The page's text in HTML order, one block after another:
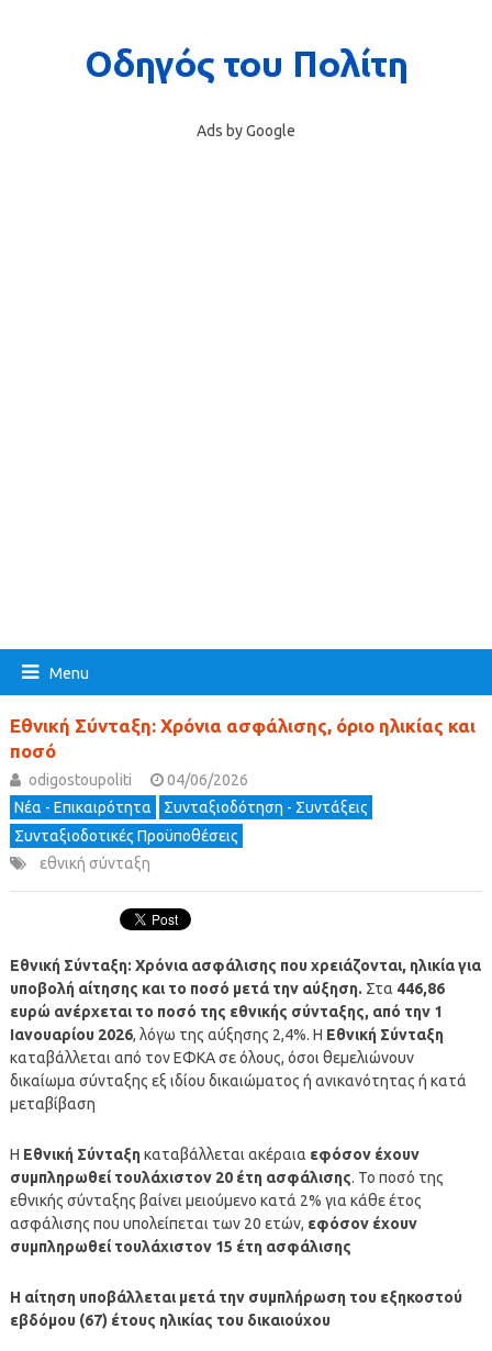
Ads by Google
Menu
Εθνική Σύνταξη: Χρόνια ασφάλισης, όριο ηλικίας και
ποσό
odigostoupoliti
04/06/2026
Νέα - Επικαιρότητα
Συνταξιοδότηση - Συντάξεις
Συνταξιοδοτικές Προϋποθέσεις
εθνική σύνταξη
Εθνική Σύνταξη: Χρόνια ασφάλισης που χρειάζονται, ηλικία για
υποβολή αίτησης και το ποσό μετά την αύξηση. Στα 446,86
ευρώ ανέρχεται το ποσό της εθνικής σύνταξης, από την 1
Ιανουαρίου 2026, λόγω της αύξησης 2,4%. Η Εθνική Σύνταξη
καταβάλλεται από τον ΕΦΚΑ σε όλους, όσοι θεμελιώνουν
δικαίωμα σύνταξης εξ ιδίου δικαιώματος ή ανικανότητας ή κατά
μεταβίβαση
Η Εθνική Σύνταξηκαταβάλλεται ακέραια εφόσον έχουν
συμπληρωθεί τουλάχιστον 20 έτη ασφάλισης. Το ποσό της
εθνικής σύνταξης βαίνει μειούμενο κατά 2% για κάθε έτος
ασφάλισης που υπολείπεται των 20 ετών, εφόσον έχουν
συμπληρωθεί τουλάχιστον 15 έτη ασφάλισης
Η αίτηση υποβάλλεται μετά την συμπλήρωση του εξηκοστού
εβδόμου (67) έτους ηλικίας του δικαιούχου